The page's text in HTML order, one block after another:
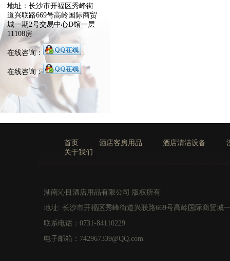
地址：长沙市开福区秀峰街
道兴联路669号高岭国际商贸
城一期2号交易中心D馆一层
11108房
在线咨询：
在线咨询：
首页 酒店客房用品 酒店清洁设备
关于我们
湖南沁目酒店用品有限公司 版权所有
地址: 长沙市开福区秀峰街道兴联路669号高岭国际商贸城
联系电话：0731-84110229
电子邮箱：742967339@QQ.com